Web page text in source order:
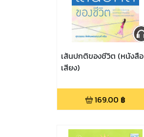
เส้นปกติของชีวิต (หนังสือ
เสียง)
169.00 ฿